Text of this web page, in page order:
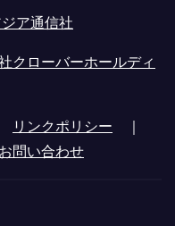
ア通信社
クローバーホールディ
リンクポリシー ｜
お問い合わせ